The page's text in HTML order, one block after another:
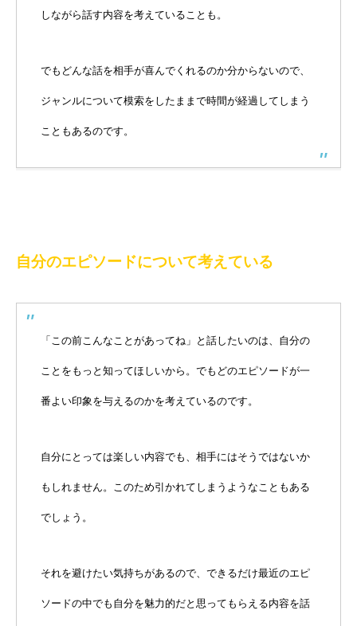
しながら話す内容を考えていることも。
でもどんな話を相手が喜んでくれるのか分からないので、
ジャンルについて模索をしたままで時間が経過してしまう
こともあるのです。
自分のエピソードについて考えている
「この前こんなことがあってね」と話したいのは、自分の
ことをもっと知ってほしいから。でもどのエピソードが一
番よい印象を与えるのかを考えているのです。
自分にとっては楽しい内容でも、相手にはそうではないか
もしれません。このため引かれてしまうようなこともある
でしょう。
それを避けたい気持ちがあるので、できるだけ最近のエピ
ソードの中でも自分を魅力的だと思ってもらえる内容を話